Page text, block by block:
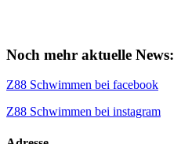
Noch mehr aktuelle News:
Z88 Schwimmen bei facebook
Z88 Schwimmen bei instagram